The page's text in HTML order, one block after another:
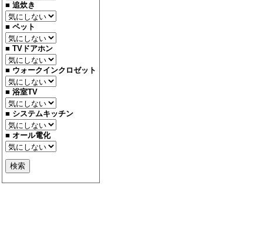
■ 追炊き
■ ペット
■ TVドアホン
■ ウォークインクロゼット
■ 浴室TV
■ システムキッチン
■ オール電化